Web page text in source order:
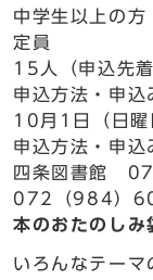
中学生以上の方
定員
15人（申込先着
申込方法・申込
10月1日（日曜
申込方法・申
四条図書館
072（984）
本のおたのしみ
いろんなテーマ